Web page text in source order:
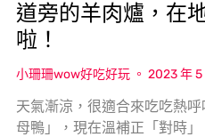
道旁的羊肉爐，在
啦！
小珊珊wow好吃好玩 2023 年 5
天氣漸涼，很適合來吃吃熱
母鴨」，現在溫補正「對時」